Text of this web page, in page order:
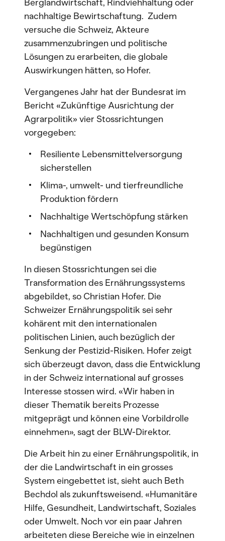
Berglandwirtschaft, Rindviehhaltung oder
nachhaltige Bewirtschaftung. Zudem
versuche die Schweiz, Akteure
zusammenzubringen und politische
Lösungen zu erarbeiten, die globale
Auswirkungen hätten, so Hofer.
Vergangenes Jahr hat der Bundesrat im
Bericht «Zukünftige Ausrichtung der
Agrarpolitik» vier Stossrichtungen
vorgegeben:
Resiliente Lebensmittelversorgung
sicherstellen
Klima-, umwelt- und tierfreundliche
Produktion fördern
Nachhaltige Wertschöpfung stärken
Nachhaltigen und gesunden Konsum
begünstigen
In diesen Stossrichtungen sei die
Transformation des Ernährungssystems
abgebildet, so Christian Hofer. Die
Schweizer Ernährungspolitik sei sehr
kohärent mit den internationalen
politischen Linien, auch bezüglich der
Senkung der Pestizid-Risiken. Hofer zeigt
sich überzeugt davon, dass die Entwicklung
in der Schweiz international auf grosses
Interesse stossen wird. «Wir haben in
dieser Thematik bereits Prozesse
mitgeprägt und können eine Vorbildrolle
einnehmen», sagt der BLW-Direktor.
Die Arbeit hin zu einer Ernährungspolitik, in
der die Landwirtschaft in ein grosses
System eingebettet ist, sieht auch Beth
Bechdol als zukunftsweisend. «Humanitäre
Hilfe, Gesundheit, Landwirtschaft, Soziales
oder Umwelt. Noch vor ein paar Jahren
arbeiteten diese Bereiche wie in einzelnen